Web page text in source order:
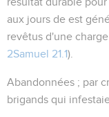
aux jours de est
revêtus d'une
2Samuel 21.1).
Abandonnées ; par
brigands qui